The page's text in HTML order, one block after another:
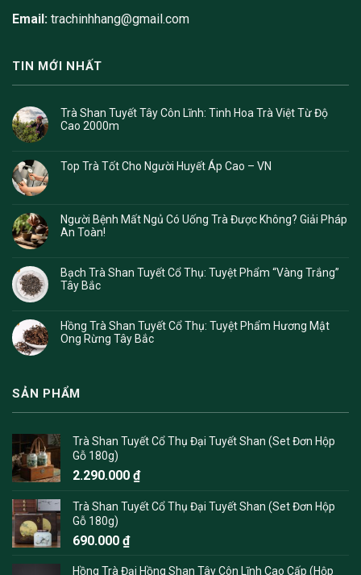
Email: trachinhhang@gmail.com
TIN MỚI NHẤT
Trà Shan Tuyết Tây Côn Lĩnh: Tinh Hoa Trà Việt Từ Độ
Cao 2000m
Top Trà Tốt Cho Người Huyết Áp Cao – VN
Người Bệnh Mất Ngủ Có Uống Trà Được Không? Giải Pháp
An Toàn!
Bạch Trà Shan Tuyết Cổ Thụ: Tuyệt Phẩm “Vàng Trắng”
Tây Bắc
Hồng Trà Shan Tuyết Cổ Thụ: Tuyệt Phẩm Hương Mật
Ong Rừng Tây Bắc
SẢN PHẨM
Trà Shan Tuyết Cổ Thụ Đại Tuyết Shan (Set Đơn Hộp
Gỗ 180g)
2.290.000 ₫
Trà Shan Tuyết Cổ Thụ Đại Tuyết Shan (Set Đơn Hộp
Gỗ 180g)
690.000 ₫
Hồng Trà Đại Hồng Shan Tây Côn Lĩnh Cao Cấp (Hộp